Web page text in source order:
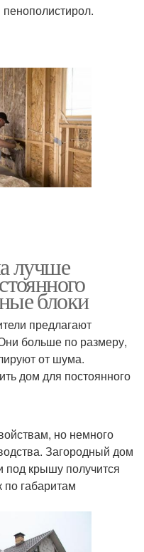
лучше
блоки
предлагают
больше по размеру,
от шума.
дом для постоянного
но немного
Загородный дом
под крышу получится
габаритам